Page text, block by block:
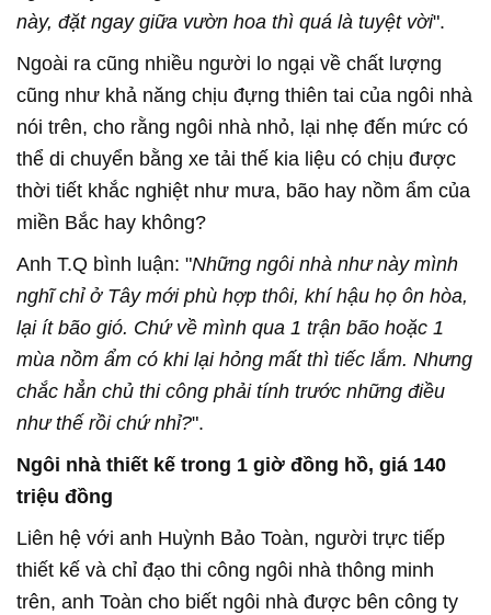
này, đặt ngay giữa vườn hoa thì quá là tuyệt vời".
Ngoài ra cũng nhiều người lo ngại về chất lượng
cũng như khả năng chịu đựng thiên tai của ngôi nhà
nói trên, cho rằng ngôi nhà nhỏ, lại nhẹ đến mức có
thể di chuyển bằng xe tải thế kia liệu có chịu được
thời tiết khắc nghiệt như mưa, bão hay nồm ẩm của
miền Bắc hay không?
Anh T.Q bình luận: "Những ngôi nhà như này mình
nghĩ chỉ ở Tây mới phù hợp thôi, khí hậu họ ôn hòa,
lại ít bão gió. Chứ về mình qua 1 trận bão hoặc 1
mùa nồm ẩm có khi lại hỏng mất thì tiếc lắm. Nhưng
chắc hẳn chủ thi công phải tính trước những điều
như thế rồi chứ nhỉ?".
Ngôi nhà thiết kế trong 1 giờ đồng hồ, giá 140
triệu đồng
Liên hệ với anh Huỳnh Bảo Toàn, người trực tiếp
thiết kế và chỉ đạo thi công ngôi nhà thông minh
trên, anh Toàn cho biết ngôi nhà được bên công ty